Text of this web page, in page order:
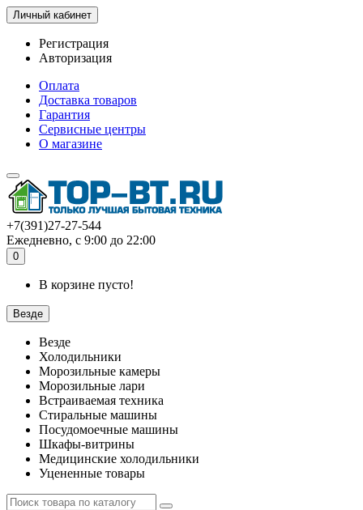
Личный кабинет
Регистрация
Авторизация
Оплата
Доставка товаров
Гарантия
Сервисные центры
О магазине
+7(391)27-27-544
Ежедневно, с 9:00 до 22:00
0
В корзине пусто!
Везде
Везде
Холодильники
Морозильные камеры
Морозильные лари
Встраиваемая техника
Стиральные машины
Посудомоечные машины
Шкафы-витрины
Медицинские холодильники
Уцененные товары